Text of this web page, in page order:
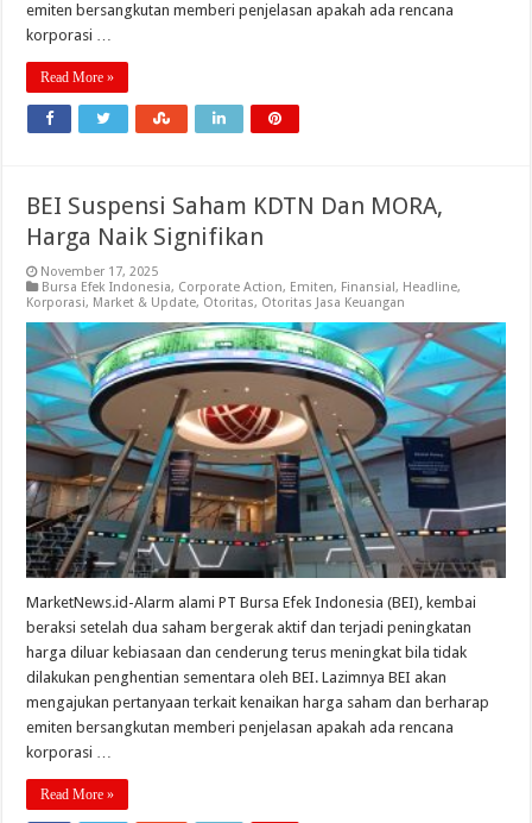
emiten bersangkutan memberi penjelasan apakah ada rencana
korporasi …
Read More »
BEI Suspensi Saham KDTN Dan MORA,
Harga Naik Signifikan
November 17, 2025
Bursa Efek Indonesia, Corporate Action, Emiten, Finansial, Headline,
Korporasi, Market & Update, Otoritas, Otoritas Jasa Keuangan
MarketNews.id-Alarm alami PT Bursa Efek Indonesia (BEI), kembai
beraksi setelah dua saham bergerak aktif dan terjadi peningkatan
harga diluar kebiasaan dan cenderung terus meningkat bila tidak
dilakukan penghentian sementara oleh BEI. Lazimnya BEI akan
mengajukan pertanyaan terkait kenaikan harga saham dan berharap
emiten bersangkutan memberi penjelasan apakah ada rencana
korporasi …
Read More »